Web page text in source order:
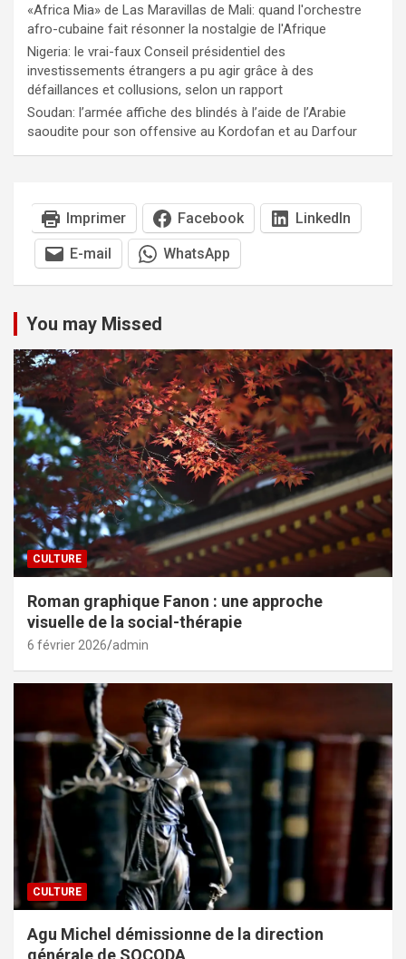
«Africa Mia» de Las Maravillas de Mali: quand l'orchestre
afro-cubaine fait résonner la nostalgie de l'Afrique
Nigeria: le vrai-faux Conseil présidentiel des
investissements étrangers a pu agir grâce à des
défaillances et collusions, selon un rapport
Soudan: l’armée affiche des blindés à l’aide de l’Arabie
saoudite pour son offensive au Kordofan et au Darfour
Imprimer Facebook LinkedIn
E-mail WhatsApp
You may Missed
CULTURE
Roman graphique Fanon : une approche
visuelle de la social-thérapie
6 février 2026 admin
CULTURE
Agu Michel démissionne de la direction